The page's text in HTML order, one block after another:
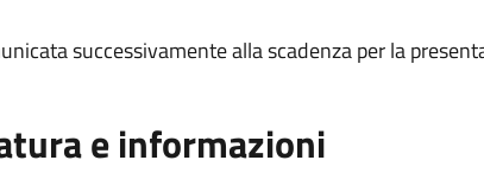
successivamente alla scadenza per la
e informazioni